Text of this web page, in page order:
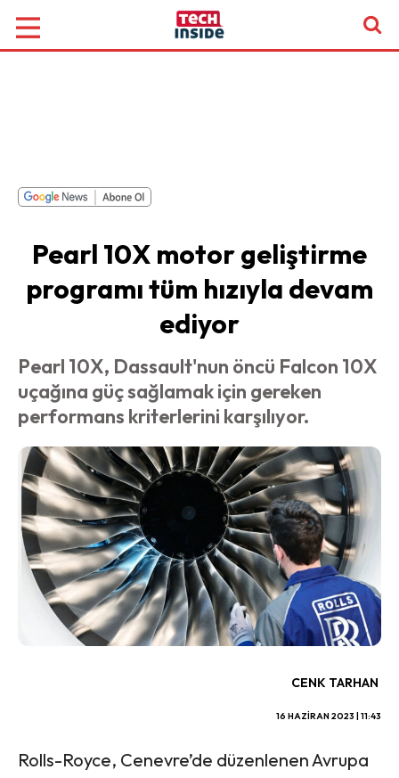
Pearl 10X motor geliştirme
programı tüm hızıyla devam
ediyor
Pearl 10X, Dassault'nun öncü Falcon 10X
uçağına güç sağlamak için gereken
performans kriterlerini karşılıyor.
CENK TARHAN
16 HAZIRAN 2023 | 11:43
Rolls-Royce, Cenevre’de düzenlenen Avrupa